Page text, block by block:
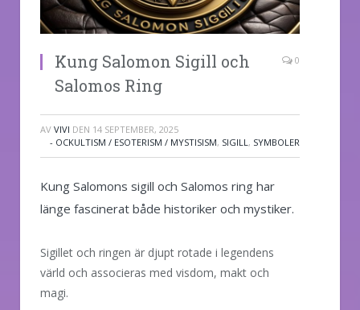
Kung Salomon Sigill och
Salomos Ring
0
AV VIVI DEN 14 SEPTEMBER, 2025
- OCKULTISM / ESOTERISM / MYSTISISM, SIGILL , SYMBOLER
Kung Salomons sigill och Salomos ring har
länge fascinerat både historiker och mystiker.
Sigillet och ringen är djupt rotade i legendens
värld och associeras med visdom, makt och
magi.